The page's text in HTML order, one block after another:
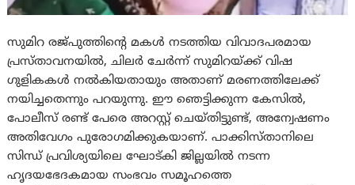
സുമിറ രജ്പുത്തിന്റെ മകൾ നടത്തിയ വിവാദപരമായ
പ്രസ്താവനയിൽ, ചിലര്‍ ചേര്‍ന്ന് സുമിറയ്ക്ക് വിഷ
ഗുളികകൾ നൽകിയതായും അതാണ് മരണത്തിലേക്ക്
നയിച്ചതെന്നും പറയുന്നു. ഈ ഞെട്ടിക്കുന്ന കേസിൽ,
പോലീസ് രണ്ട് പേരെ അറസ്റ്റ് ചെയ്തിട്ടുണ്ട്, അന്വേഷണം
അതിവേഗം പുരോഗമിക്കുകയാണ്. പാക്കിസ്താനിലെ
സിന്ധ് പ്രവിശ്യയിലെ ഘോട്കി ജില്ലയിൽ നടന്ന
ഹൃദയഭേദകമായ സംഭവം സമൂഹത്തെ